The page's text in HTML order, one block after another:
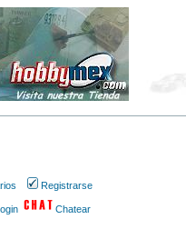
Registrarse
Chatear